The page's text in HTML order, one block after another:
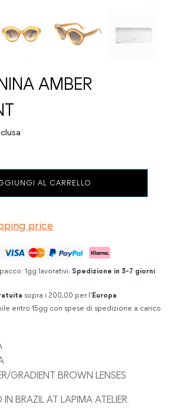
AMBER
AL CARRELLO
price
1gg lavorativi. Spedizione in 3-7 giorni
sopra i 200,00 per l'Europa
entro 15gg con spese di spedizione a carico
GRADIENT BROWN LENSES
BRAZIL AT LAPIMA ATELIER.